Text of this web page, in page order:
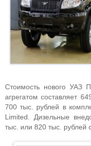
Стоимость нового УАЗ
агрегатом составляет
700 тыс. рублей в
Limited. Дизельные
тыс. или 820 тыс. рублей